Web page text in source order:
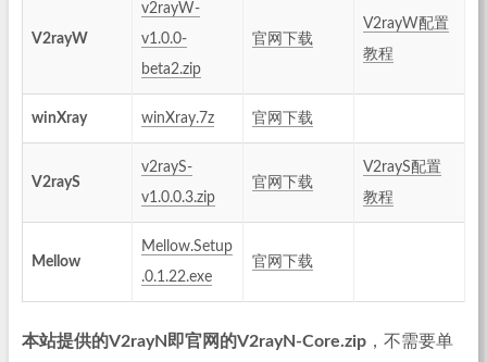
V2rayW
v2rayW-
v1.0.0-
beta2.zip
官网下载
V2rayW配置
教程
winXray winXray.7z 官网下载
V2rayS
v2rayS-
v1.0.0.3.zip
官网下载
V2rayS配置
教程
Mellow
Mellow.Setup
.0.1.22.exe
官网下载
本站提供的V2rayN即官网的V2rayN-Core.zip ，不需要单